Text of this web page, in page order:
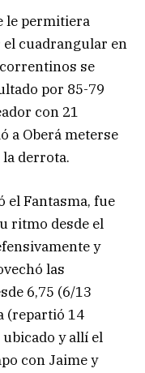
le permitiera
cuadrangular en
se
por 85-79
con 21
a Oberá meterse
derrota.
el Fantasma, fue
ritmo desde el
y
las
6,75 (6/13
(repartió 14
y allí el
con Jaime y